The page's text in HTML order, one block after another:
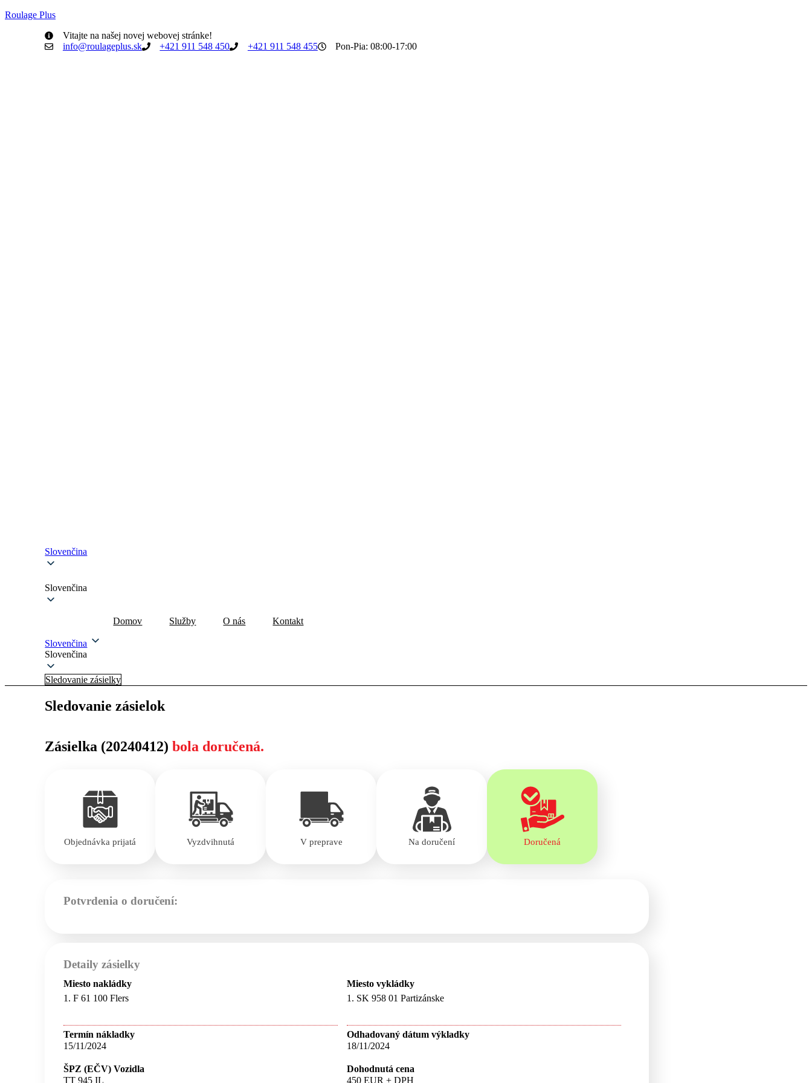
Roulage Plus
Vitajte na našej novej webovej stránke!
info@roulageplus.sk
+421 911 548 450 +421 911 548 455 Pon-Pia: 08:00-17:00
Slovenčina
Slovenčina
Domov Služby O nás Kontakt
Slovenčina
Slovenčina
Sledovanie zásielky
Sledovanie zásielok
Zásielka (20240412)bola doručená.
Objednávka prijatá Vyzdvihnutá V preprave Na doručení Doručená
Potvrdenia o doručení:
Detaily zásielky
Miesto nakládky
1. F 61 100 Flers
Termín nákladky
15/11/2024
ŠPZ (EČV) Vozidla
TT 945 IL
Miesto vykládky
1. SK 958 01 Partizánske
Odhadovaný dátum výkladky
18/11/2024
Dohodnutá cena
450 EUR + DPH